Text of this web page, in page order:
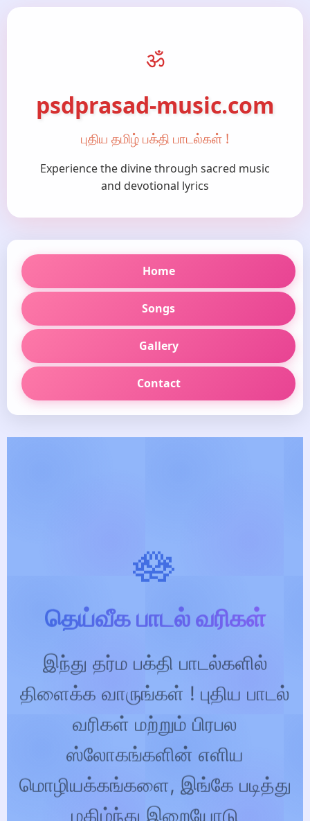
ॐ
psdprasad-music.com
புதிய தமிழ் பக்தி பாடல்கள் !
Experience the divine through sacred music
and devotional lyrics
Home
Songs
Gallery
Contact
🪷
தெய்வீக பாடல் வரிகள்
இந்து தர்ம பக்தி பாடல்களில்
திளைக்க வாருங்கள் ! புதிய பாடல்
வரிகள் மற்றும் பிரபல
ஸ்லோகங்களின் எளிய
மொழியக்கங்களை, இங்கே படித்து
மகிழ்ந்து இறையோடு